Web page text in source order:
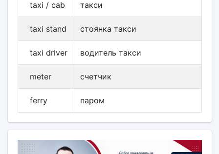
taxi / cab такси
taxi stand стоянка такси
taxi driver водитель такси
meter счетчик
ferry паром